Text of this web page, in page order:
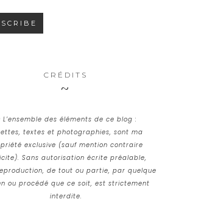
CRÉDITS
L’ensemble des éléments de ce blog :
textes et photographies, sont ma
exclusive (sauf mention contraire
Sans autorisation écrite préalable,
de tout ou partie, par quelque
ou procédé que ce soit, est strictement
interdite.